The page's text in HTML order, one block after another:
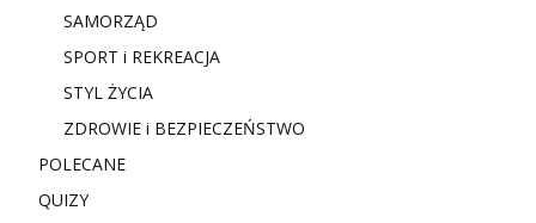
SAMORZĄD
SPORT i REKREACJA
STYL ŻYCIA
ZDROWIE i BEZPIECZEŃSTWO
POLECANE
QUIZY